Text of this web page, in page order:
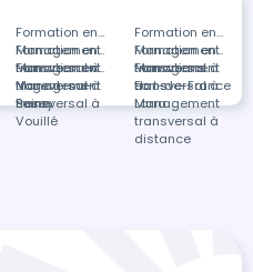
Formation en
Management
transversal à
Nogent-sur-
Seine
Formation en
Management
transversal à
Fort-de-France
Formation en
Management
transversal à
Passy
Formation en
Management
transversal à
Larra
Formation en
Management
transversal à
Vouillé
Formations
dans
Management
transversal à
distance